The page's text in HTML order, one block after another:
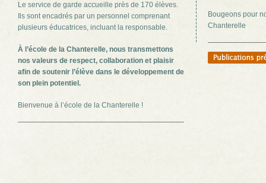
Le service de garde accueille près de 170 élèves.
Ils sont encadrés par un personnel comprenant
plusieurs éducatrices, incluant la responsable.
À l’école de la Chanterelle, nous transmettons
nos valeurs de respect, collaboration et plaisir
afin de soutenir l’élève dans le développement de
son plein potentiel.
Bienvenue à l’école de la Chanterelle !
Bougeons pour
Chanterelle